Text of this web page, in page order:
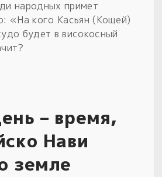
народных примет
«На кого Касьян (Кощей)
будет в високосный
– время,
Нави
земле